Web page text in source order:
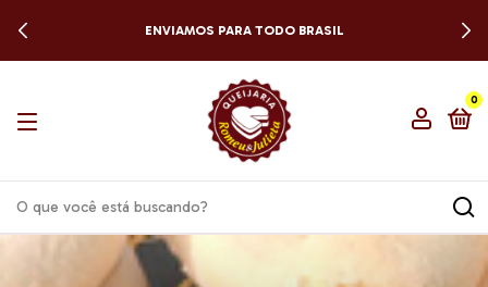
ENVIAMOS PARA TODO BRASIL
0